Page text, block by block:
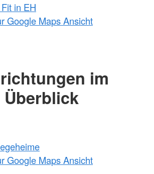
in EH
Google Maps Ansicht
im
Überblick
Google Maps Ansicht